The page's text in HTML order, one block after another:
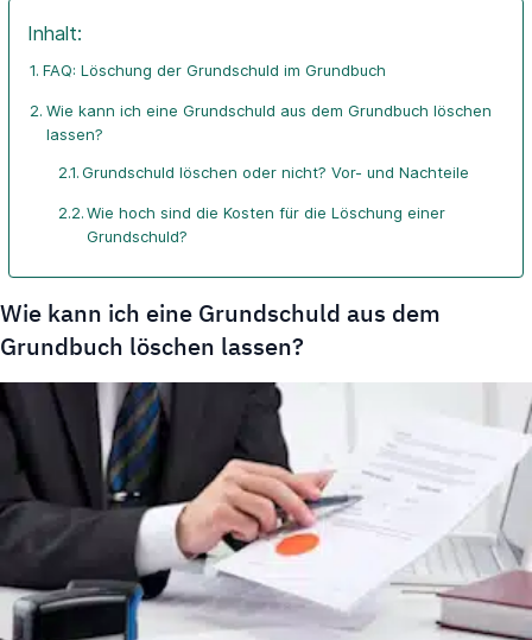
Inhalt:
FAQ: Löschung der Grundschuld im Grundbuch
Wie kann ich eine Grundschuld aus dem Grundbuch löschen
lassen?
Grundschuld löschen oder nicht? Vor- und Nachteile
Wie hoch sind die Kosten für die Löschung einer
Grundschuld?
Wie kann ich eine Grundschuld aus dem
Grundbuch löschen lassen?